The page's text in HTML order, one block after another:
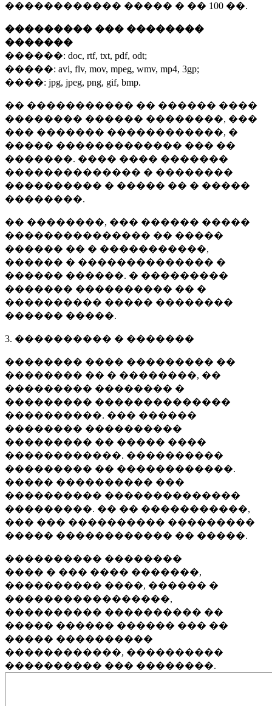
������������ ����� � �� 100 ��.
��������� ��� ��������
�������
������: doc, rtf, txt, pdf, odt;
�����: avi, flv, mov, mpeg, wmv, mp4, 3gp;
����: jpg, jpeg, png, gif, bmp.
�� ����������� �� ������ ����
�������� ������ ��������, ���
��� ������� ������������, �
����� ������������� ��� ��
�������. ���� ���� �������
�������������� � ��������
���������� � ����� �� � �����
��������.
�� ��������, ��� ������ �����
��������������� �� �����
������ �� � �����������,
������ � �������������� �
������ ������. � ���������
������� ���������� �� �
���������� ����� ��������
������ �����.
3. ���������� � �������
�������� ���� ��������� ��
�������� �� � ��������, ��
��������� �������� �
��������� ��������������
����������. ��� ������
�������� ����������
��������� �� ����� ����
������������. ����������
��������� �� ������������.
����� ���������� ���
���������� ��������������
���������. �� �� �����������,
��� ��� ���������� ���������
����� ������������ �� �����.
���������� ��������
���� � ��� ���� �������,
���������� ����, ������ �
�����������������,
���������� ���������� ��
����� ������ ������ ��� ��
����� ����������
������������, ����������
���������� ��� ��������.